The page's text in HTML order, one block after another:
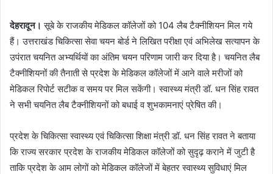
देहरादून। सूबे के राजकीय मेडिकल कॉलेजों को 104 लैब टैक्नीशियन मिल गये
हैं। उत्तराखंड चिकित्सा सेवा चयन बोर्ड ने लिखित परीक्षा एवं अभिलेख सत्यापन के
उपंरात चयनित अभ्यर्थियों का अंतिम चयन परिणाम जारी कर दिया है। चयनित लैब
टैक्नीशियनों की तैनाती से प्रदेश के मेडिकल कॉलेजों में आने वाले मरीजों को
मेडिकल रिपोर्ट सटीक व समय पर मिल सकेंगी। स्वास्थ्य मंत्री डॉ. धन सिंह रावत
ने सभी चयनित लैब टैक्नीशियनों को बधाई व शुभकामनाएं प्रेषित की।
प्रदेश के चिकित्सा स्वास्थ्य एवं चिकित्सा शिक्षा मंत्री डॉ. धन सिंह रावत ने बताया
कि राज्य सरकार प्रदेश के राजकीय मेडिकल कॉलेजों को सुदृढ़ कराने में जुटी है
ताकि प्रदेश के आम लोगों को मेडिकल कॉलेजों में बेहतर स्वास्थ्य सुविधाएं मिल